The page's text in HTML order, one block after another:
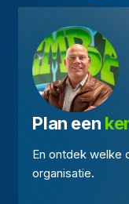
Plan een
En ontdek welke
organisatie.